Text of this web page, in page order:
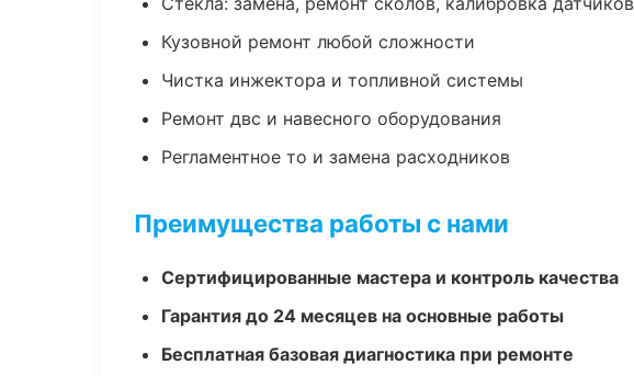
Кузовной ремонт любой сложности
Чистка инжектора и топливной системы
Ремонт двс и навесного оборудования
Регламентное то и замена расходников
Преимущества работы с нами
Сертифицированные мастера и контроль качества
Гарантия до 24 месяцев на основные работы
Бесплатная базовая диагностика при ремонте